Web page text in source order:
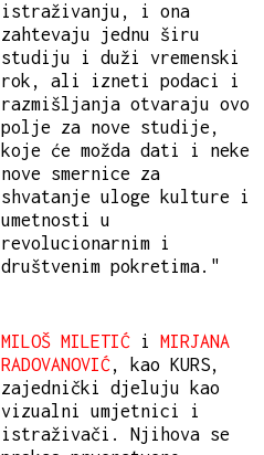
istraživanju, i ona
zahtevaju jednu širu
studiju i duži vremenski
rok, ali izneti podaci i
razmišljanja otvaraju ovo
polje za nove studije,
koje će možda dati i neke
nove smernice za
shvatanje uloge kulture i
umetnosti u
revolucionarnim i
društvenim pokretima."
MILOŠ MILETIĆ i MIRJANA
RADOVANOVIĆ, kao KURS,
zajednički djeluju kao
vizualni umjetnici i
istraživači. Njihova se